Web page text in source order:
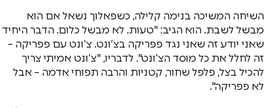
השיחה המשיכה בנימה קלילה, כשפאלוך נשאל אם הוא
מבשל לשבת. הוא הגיב: "טעות. לא מבשל כלום. הדבר היחיד
שאני יודע זה שאני נגד פפריקה בצ’ונט. צ’ונט עם פפריקה –
זה לחלל את כל מוסד הצ’ונט". לדבריו, "צ’ונט אמיתי צריך
להכיל בצל, פלפל שחור, קטניות והרבה תפוחי אדמה – אבל
לא פפריקה".